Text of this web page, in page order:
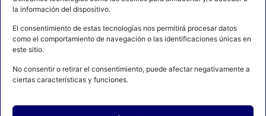
la información del dispositivo.
El consentimiento de estas tecnologías nos permitirá procesar datos
como el comportamiento de navegación o las identificaciones únicas en
este sitio.
No consentir o retirar el consentimiento, puede afectar negativamente a
ciertas características y funciones.